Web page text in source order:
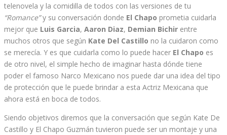
telenovela y la comidilla de todos con las versiones de tu
“Romance”y su conversación donde El Chapo prometia cuidarla
mejor que Luis Garcia, Aaron Diaz, Demian Bichir entre
muchos otros que según Kate Del Castillo no la cuidaron como
se merecía. Y es que cuidarla como lo puede hacer El Chapo es
de otro nivel, el simple hecho de imaginar hasta dónde tiene
poder el famoso Narco Mexicano nos puede dar una idea del tipo
de protección que le puede brindar a esta Actriz Mexicana que
ahora está en boca de todos.
Siendo objetivos diremos que la conversación que según Kate De
Castillo y El Chapo Guzmán tuvieron puede ser un montaje y una